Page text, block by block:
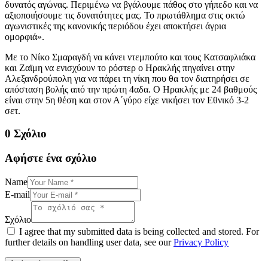
δυνατός αγώνας. Περιμένω να βγάλουμε πάθος στο γήπεδο και να
αξιοποιήσουμε τις δυνατότητες μας. Το πρωτάθλημα στις οκτώ
αγωνιστικές της κανονικής περιόδου έχει αποκτήσει άγρια
ομορφιά».
Με το Νίκο Σμαραγδή να κάνει ντεμπούτο και τους Κατσαφλιάκα
και Ζαϊμη να ενισχύουν το ρόστερ ο Ηρακλής πηγαίνει στην
Αλεξανδρούπολη για να πάρει τη νίκη που θα τον διατηρήσει σε
απόσταση βολής από την πρώτη 4αδα. Ο Ηρακλής με 24 βαθμούς
είναι στην 5η θέση και στον Α΄γύρο είχε νικήσει τον Εθνικό 3-2
σετ.
0 Σχόλιο
Αφήστε ένα σχόλιο
Name
E-mail
Σχόλιο
I agree that my submitted data is being collected and stored. For
further details on handling user data, see ourPrivacy Policy